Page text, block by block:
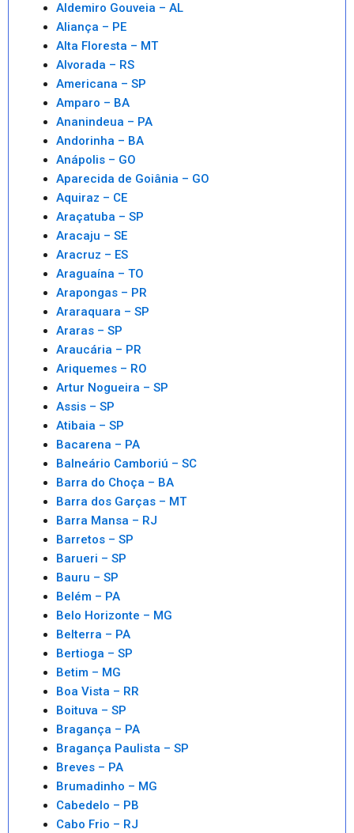
Aldemiro Gouveia – AL
Aliança – PE
Alta Floresta – MT
Alvorada – RS
Americana – SP
Amparo – BA
Ananindeua – PA
Andorinha – BA
Anápolis – GO
Aparecida de Goiânia – GO
Aquiraz – CE
Araçatuba – SP
Aracaju – SE
Aracruz – ES
Araguaína – TO
Arapongas – PR
Araraquara – SP
Araras – SP
Araucária – PR
Ariquemes – RO
Artur Nogueira – SP
Assis – SP
Atibaia – SP
Bacarena – PA
Balneário Camboriú – SC
Barra do Choça – BA
Barra dos Garças – MT
Barra Mansa – RJ
Barretos – SP
Barueri – SP
Bauru – SP
Belém – PA
Belo Horizonte – MG
Belterra – PA
Bertioga – SP
Betim – MG
Boa Vista – RR
Boituva – SP
Bragança – PA
Bragança Paulista – SP
Breves – PA
Brumadinho – MG
Cabedelo – PB
Cabo Frio – RJ